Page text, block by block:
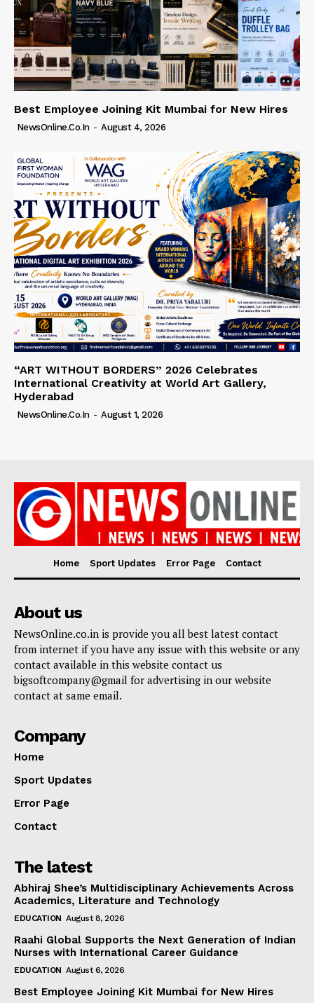
Best Employee Joining Kit Mumbai for New Hires
NewsOnline.co.in - August 4, 2026
“ART WITHOUT BORDERS” 2026 Celebrates
International Creativity at World Art Gallery,
Hyderabad
NewsOnline.co.in - August 1, 2026
Home Sport Updates Error Page Contact
About us
NewsOnline.co.in is provide you all best latest contact
from internet if you have any issue with this website or any
contact available in this website contact us
bigsoftcompany@gmail for advertising in our website
contact at same email.
Company
Home
Sport Updates
Error Page
Contact
The latest
Abhiraj Shee’s Multidisciplinary Achievements Across
Academics, Literature and Technology
EDUCATION August 8, 2026
Raahi Global Supports the Next Generation of Indian
Nurses with International Career Guidance
EDUCATION August 6, 2026
Best Employee Joining Kit Mumbai for New Hires